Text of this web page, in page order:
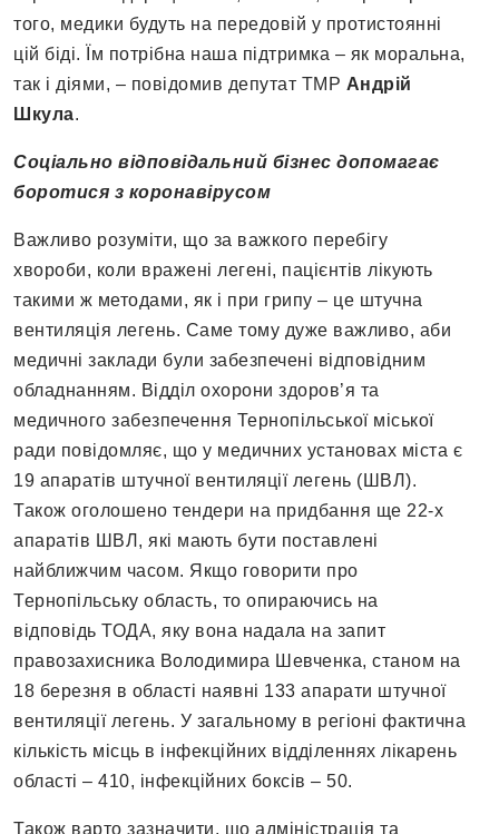
того, медики будуть на передовій у протистоянні
цій біді. Їм потрібна наша підтримка – як моральна,
так і діями, – повідомив депутат ТМР Андрій
Шкула.
Соціально відповідальний бізнес допомагає
боротися з коронавірусом
Важливо розуміти, що за важкого перебігу
хвороби, коли вражені легені, пацієнтів лікують
такими ж методами, як і при грипу – це штучна
вентиляція легень. Саме тому дуже важливо, аби
медичні заклади були забезпечені відповідним
обладнанням. Відділ охорони здоров’я та
медичного забезпечення Тернопільської міської
ради повідомляє, що у медичних установах міста є
19 апаратів штучної вентиляції легень (ШВЛ).
Також оголошено тендери на придбання ще 22-х
апаратів ШВЛ, які мають бути поставлені
найближчим часом. Якщо говорити про
Тернопільську область, то опираючись на
відповідь ТОДА, яку вона надала на запит
правозахисника Володимира Шевченка, станом на
18 березня в області наявні 133 апарати штучної
вентиляції легень. У загальному в регіоні фактична
кількість місць в інфекційних відділеннях лікарень
області – 410, інфекційних боксів – 50.
Також варто зазначити, що адміністрація та